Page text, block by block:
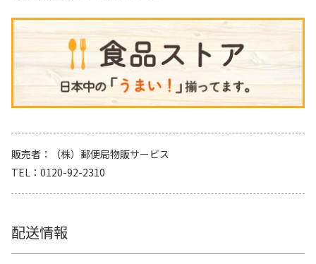
販売者
（株）郵便局物販サービス
TEL
0120-92-2310
配送情報